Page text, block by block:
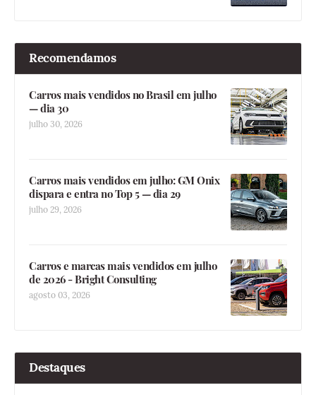
Recomendamos
Carros mais vendidos no Brasil em julho
— dia 30
julho 30, 2026
Carros mais vendidos em julho: GM Onix
dispara e entra no Top 5 — dia 29
julho 29, 2026
Carros e marcas mais vendidos em julho
de 2026 - Bright Consulting
agosto 03, 2026
Destaques